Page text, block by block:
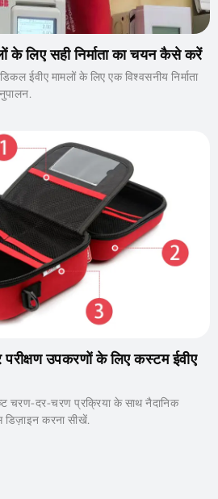
के लिए सही निर्माता का चयन कैसे करें
ईवीए मामलों के लिए एक विश्वसनीय निर्माता
उपकरणों के लिए कस्टम ईवीए
चरण-दर-चरण प्रक्रिया के साथ नैदानिक
करना सीखें.